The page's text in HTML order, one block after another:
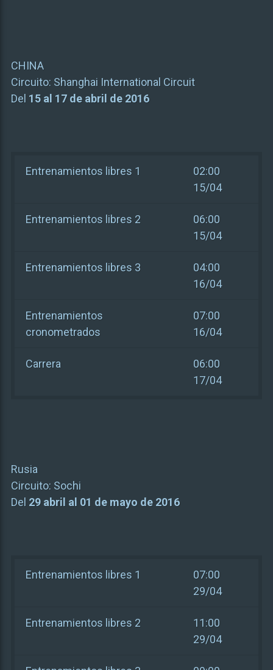
CHINA
Circuito: Shanghai International Circuit
Del 15 al 17 de abril de 2016
Entrenamientos libres 1
02:00
15/04
Entrenamientos libres 2
06:00
15/04
Entrenamientos libres 3
04:00
16/04
Entrenamientos
cronometrados
07:00
16/04
Carrera
06:00
17/04
Rusia
Circuito: Sochi
Del 29 abril al 01 de mayo de 2016
Entrenamientos libres 1
07:00
29/04
Entrenamientos libres 2
11:00
29/04